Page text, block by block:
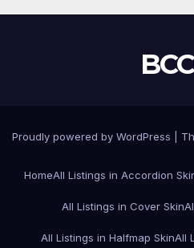
Proudly powered by WordPress
HomeAll Listings in Accordion
All Listings in Cover Skin
All Listings in Halfmap SkinAll